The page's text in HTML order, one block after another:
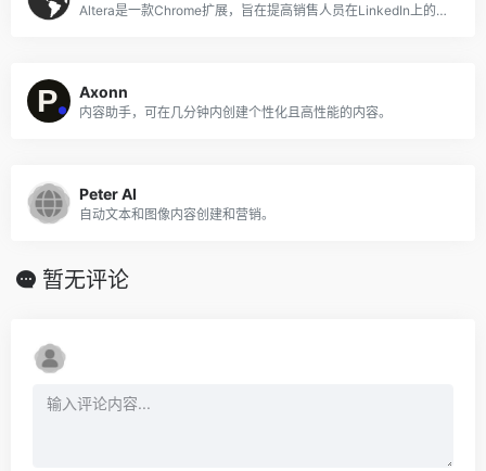
Altera是一款Chrome扩展，旨在提高销售人员在LinkedIn上的参与度和效率
Axonn
内容助手，可在几分钟内创建个性化且高性能的内容。
Peter AI
自动文本和图像内容创建和营销。
暂无评论